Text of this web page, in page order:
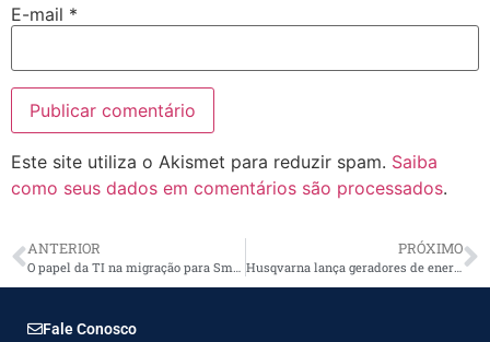
E-mail *
Este site utiliza o Akismet para reduzir spam. Saiba
como seus dados em comentários são processados.
ANTERIOR
O papel da TI na migração para Smart Grid
PRÓXIMO
Husqvarna lança geradores de energia
Fale Conosco